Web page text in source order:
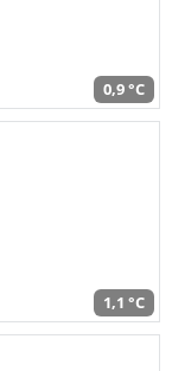
0,9 °C
1,1 °C